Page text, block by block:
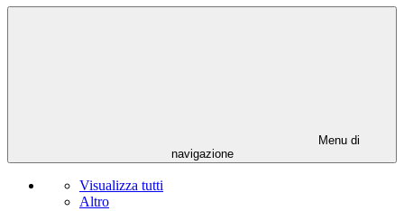
Menu di
navigazione
Visualizza tutti
Altro